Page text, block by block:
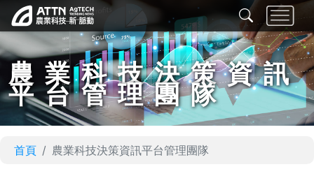
農業科技決策資訊
平台管理團隊
首頁 農業科技決策資訊平台管理團隊